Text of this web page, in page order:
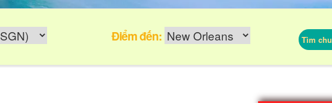
Điểm đến: Tìm